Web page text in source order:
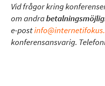
Vid frågor kring
om andra
e-post
konferensansvarig.